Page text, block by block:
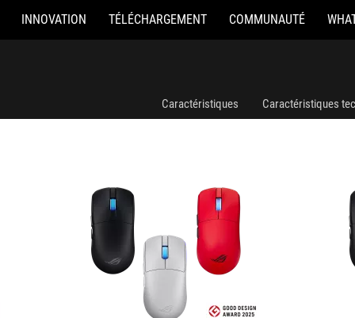
INNOVATION TÉLÉCHARGEMENT COMMUNAUTÉ
Caractéristiques Caractéristiques
ROG Harpe II Ace Gaming Mouse ROG Harpe II